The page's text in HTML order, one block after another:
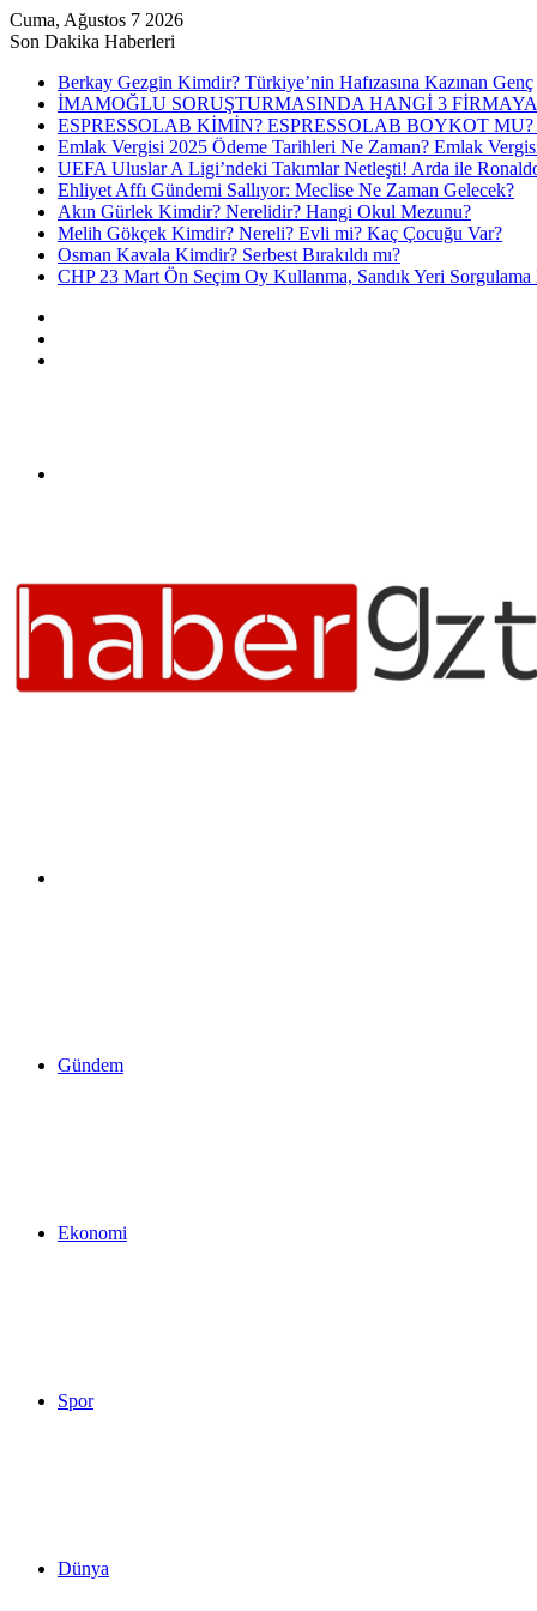
Cuma, Ağustos 7 2026
Son Dakika Haberleri
Berkay Gezgin Kimdir? Türkiye’nin Hafızasına Kazınan Genç
İMAMOĞLU SORUŞTURMASINDA HANGİ 3
ESPRESSOLAB KİMİN? ESPRESSOLAB BOYKOT
Emlak Vergisi 2025 Ödeme Tarihleri Ne Zaman? Emlak
UEFA Uluslar A Ligi’ndeki Takımlar Netleşti! Arda ile
Ehliyet Affı Gündemi Sallıyor: Meclise Ne Zaman Gelecek?
Akın Gürlek Kimdir? Nerelidir? Hangi Okul Mezunu?
Melih Gökçek Kimdir? Nereli? Evli mi? Kaç Çocuğu Var?
Osman Kavala Kimdir? Serbest Bırakıldı mı?
CHP 23 Mart Ön Seçim Oy Kullanma, Sandık Yeri Sorgulama
Gündem
Ekonomi
Spor
Dünya